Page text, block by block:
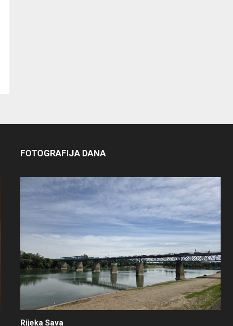
FOTOGRAFIJA DANA
Rijeka Sava